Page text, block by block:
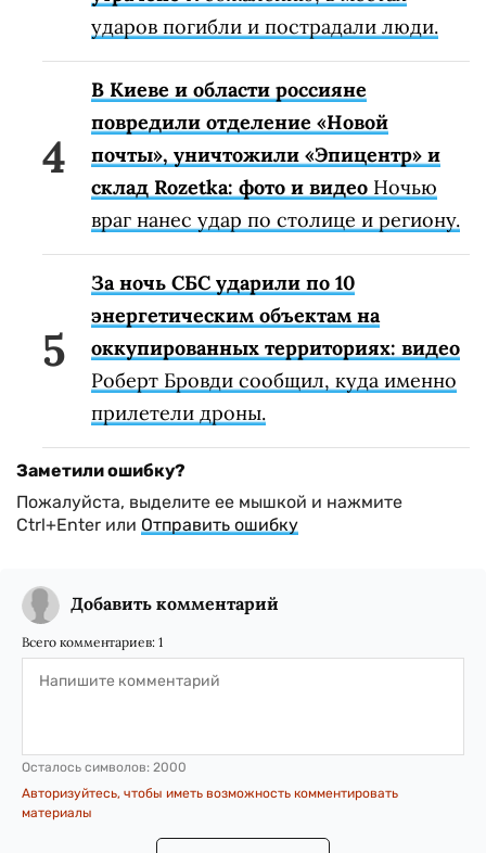
ударов погибли и пострадали люди.
В Киеве и области россияне
повредили отделение «Новой
почты», уничтожили «Эпицентр» и
склад Rozetka: фото и видео Ночью
враг нанес удар по столице и региону.
За ночь СБС ударили по 10
энергетическим объектам на
оккупированных территориях: видео
Роберт Бровди сообщил, куда именно
прилетели дроны.
Заметили ошибку?
Пожалуйста, выделите ее мышкой и нажмите
Ctrl+Enter или Отправить ошибку
Добавить комментарий
Всего комментариев: 1
Осталось символов: 2000
Авторизуйтесь, чтобы иметь возможность комментировать
материалы